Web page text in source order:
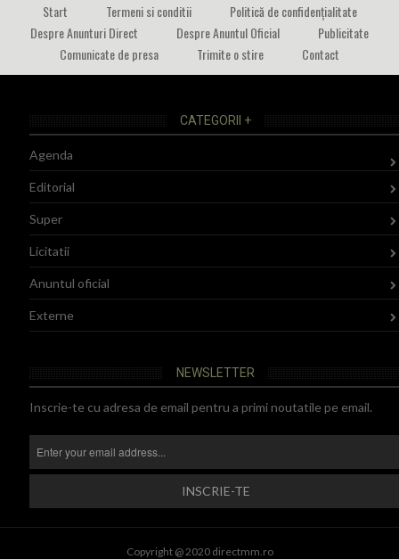
Start Termeni si conditii
Politică de confidențialitate
Despre Anunturi Direct
Despre Anuntul Oficial
Publicitate
Comunicate de presa
Trimite o stire Contact
CATEGORII +
Agenda
Editorial
Super
Licitatii
Anuntul oficial
Externe
NEWSLETTER
Inscrie-te cu adresa de email pentru a primi noutatile pe email.
Copyright @ 2020 directmm.ro